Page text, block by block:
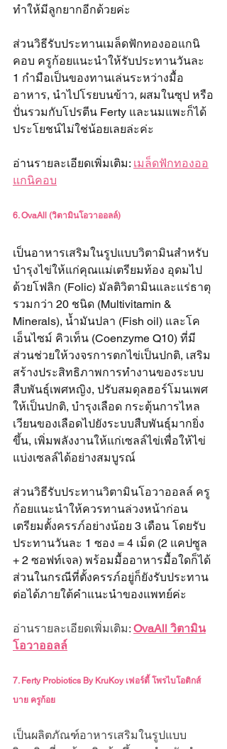
ทำให้มีลูกยากอีกด้วยค่ะ
ส่วนวิธีรับประทานเมล็ดฟักทองออแกนิ
คอบ ครูก้อยแนะนำให้รับประทานวันละ
1 กำมือเป็นของทานเล่นระหว่างมื้อ
อาหาร, นำไปโรยบนข้าว, ผสมในซุป หรือ
ปั่นรวมกับโปรตีน Ferty และนมแพะก็ได้
ประโยชน์ไม่ใช่น้อยเลยล่ะค่ะ
อ่านรายละเอียดเพิ่มเติม: เมล็ดฟักทองออ
แกนิคอบ
6. OvaAll (วิตามินโอวาออลล์)
เป็นอาหารเสริมในรูปแบบวิตามินสำหรับ
บำรุงไข่ให้แก่คุณแม่เตรียมท้อง อุดมไป
ด้วยโฟลิก (Folic) มัลติวิตามินและแร่ธาตุ
รวมกว่า 20 ชนิด (Multivitamin &
Minerals), น้ำมันปลา (Fish oil) และโค
เอ็นไซม์ คิวเท็น (Coenzyme Q10) ที่มี
ส่วนช่วยให้วงจรการตกไข่เป็นปกติ, เสริม
สร้างประสิทธิภาพการทำงานของระบบ
สืบพันธุ์เพศหญิง, ปรับสมดุลฮอร์โมนเพศ
ให้เป็นปกติ, บำรุงเลือด กระตุ้นการไหล
เวียนของเลือดไปยังระบบสืบพันธุ์มากยิ่ง
ขึ้น, เพิ่มพลังงานให้แก่เซลล์ไข่เพื่อให้ไข่
แบ่งเซลล์ได้อย่างสมบูรณ์
ส่วนวิธีรับประทานวิตามินโอวาออลล์ ครู
ก้อยแนะนำให้ควรทานล่วงหน้าก่อน
เตรียมตั้งครรภ์อย่างน้อย 3 เดือน โดยรับ
ประทานวันละ 1 ซอง = 4 เม็ด (2 แคปซูล
+ 2 ซอฟท์เจล) พร้อมมื้ออาหารมื้อใดก็ได้
ส่วนในกรณีที่ตั้งครรภ์อยู่ก็ยังรับประทาน
ต่อได้ภายใต้คำแนะนำของแพทย์ค่ะ
อ่านรายละเอียดเพิ่มเติม: OvaAll วิตามิน
โอวาออลล์
7. Ferty Probiotics By KruKoy เฟอร์ตี้ โพรไบโอติกส์
บาย ครูก้อย
เป็นผลิตภัณฑ์อาหารเสริมในรูปแบบ